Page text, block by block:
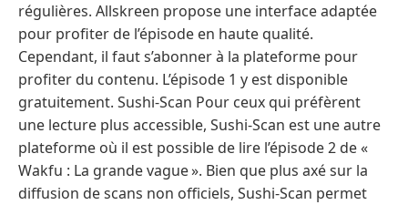
régulières. Allskreen propose une interface adaptée
pour profiter de l’épisode en haute qualité.
Cependant, il faut s’abonner à la plateforme pour
profiter du contenu. L’épisode 1 y est disponible
gratuitement. Sushi-Scan Pour ceux qui préfèrent
une lecture plus accessible, Sushi-Scan est une autre
plateforme où il est possible de lire l’épisode 2 de «
Wakfu : La grande vague ». Bien que plus axé sur la
diffusion de scans non officiels, Sushi-Scan permet